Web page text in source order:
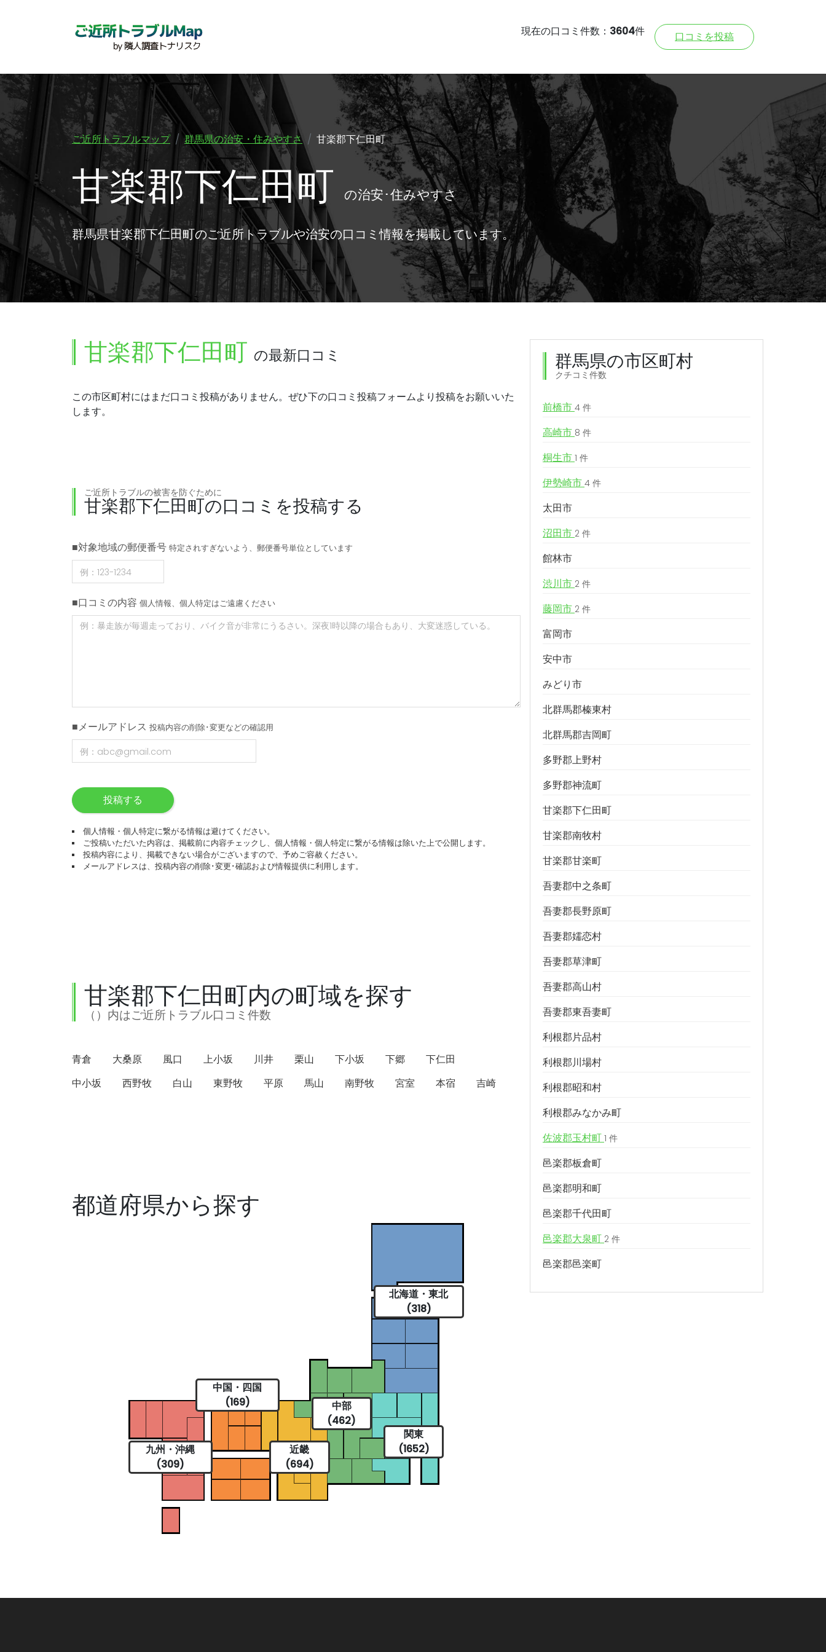
現在の口コミ件数： 3604件 口コミを投稿
ご近所トラブルマップ 群馬県の治安・住みやすさ 甘楽郡下仁田町
甘楽郡下仁田町 の治安･住みやすさ
群馬県甘楽郡下仁田町のご近所トラブルや治安の口コミ情報を掲載しています。
甘楽郡下仁田町 の最新口コミ
この市区町村にはまだ口コミ投稿がありません。ぜひ下の口コミ投稿フォームより投稿をお願いいた
します。
ご近所トラブルの被害を防ぐために
甘楽郡下仁田町の口コミを投稿する
■対象地域の郵便番号 特定されすぎないよう、郵便番号単位としています
■口コミの内容 個人情報、個人特定はご遠慮ください
■メールアドレス 投稿内容の削除･変更などの確認用
投稿する
個人情報・個人特定に繋がる情報は避けてください。
ご投稿いただいた内容は、掲載前に内容チェックし、個人情報・個人特定に繋がる情報は除いた上で公開します。
投稿内容により、掲載できない場合がございますので、予めご容赦ください。
メールアドレスは、投稿内容の削除･変更･確認および情報提供に利用します。
甘楽郡下仁田町内の町域を探す
（）内はご近所トラブル口コミ件数
青倉 大桑原 風口 上小坂 川井 栗山 下小坂 下郷
下仁田
中小坂
西野牧 白山 東野牧 平原 馬山 南野牧 宮室 本宿 吉崎
都道府県から探す
北海道・東北
(318)
関東
(1652)
中部
(462)
近畿
(694)
中国・四国
(169)
九州・沖縄
(309)
群馬県の市区町村
クチコミ件数
前橋市 4 件
高崎市 8 件
桐生市 1 件
伊勢崎市 4 件
太田市
沼田市 2 件
館林市
渋川市 2 件
藤岡市 2 件
富岡市
安中市
みどり市
北群馬郡榛東村
北群馬郡吉岡町
多野郡上野村
多野郡神流町
甘楽郡下仁田町
甘楽郡南牧村
甘楽郡甘楽町
吾妻郡中之条町
吾妻郡長野原町
吾妻郡嬬恋村
吾妻郡草津町
吾妻郡高山村
吾妻郡東吾妻町
利根郡片品村
利根郡川場村
利根郡昭和村
利根郡みなかみ町
佐波郡玉村町 1 件
邑楽郡板倉町
邑楽郡明和町
邑楽郡千代田町
邑楽郡大泉町 2 件
邑楽郡邑楽町